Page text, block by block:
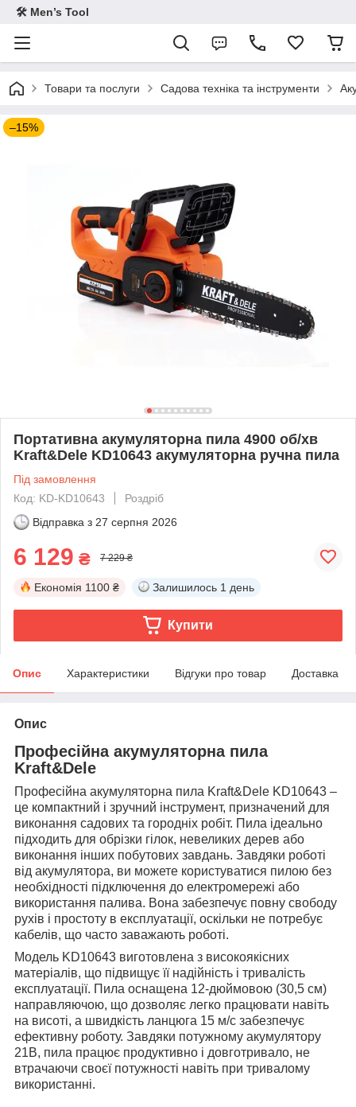
🛠 Men’s Tool
Товари та послуги Садова техніка та інструменти
–15%
Портативна акумуляторна пила 4900 об/хв
Kraft&Dele KD10643 акумуляторна ручна пила
Під замовлення
Код: KD-KD10643
Роздріб
Відправка з 27 серпня 2026
6 129 ₴ 7 229 ₴
Економія 1100 ₴ Залишилось 1 день
Купити
Опис Характеристики Відгуки про товар Доставка
Опис
Професійна акумуляторна пила
Kraft&Dele
Професійна акумуляторна пила Kraft&Dele KD10643 –
це компактний і зручний інструмент, призначений для
виконання садових та городніх робіт. Пила ідеально
підходить для обрізки гілок, невеликих дерев або
виконання інших побутових завдань. Завдяки роботі
від акумулятора, ви можете користуватися пилою без
необхідності підключення до електромережі або
використання палива. Вона забезпечує повну свободу
рухів і простоту в експлуатації, оскільки не потребує
кабелів, що часто заважають роботі.
Модель KD10643 виготовлена з високоякісних
матеріалів, що підвищує її надійність і тривалість
експлуатації. Пила оснащена 12-дюймовою (30,5 см)
направляючою, що дозволяє легко працювати навіть
на висоті, а швидкість ланцюга 15 м/с забезпечує
ефективну роботу. Завдяки потужному акумулятору
21В, пила працює продуктивно і довготривало, не
втрачаючи своєї потужності навіть при тривалому
використанні.